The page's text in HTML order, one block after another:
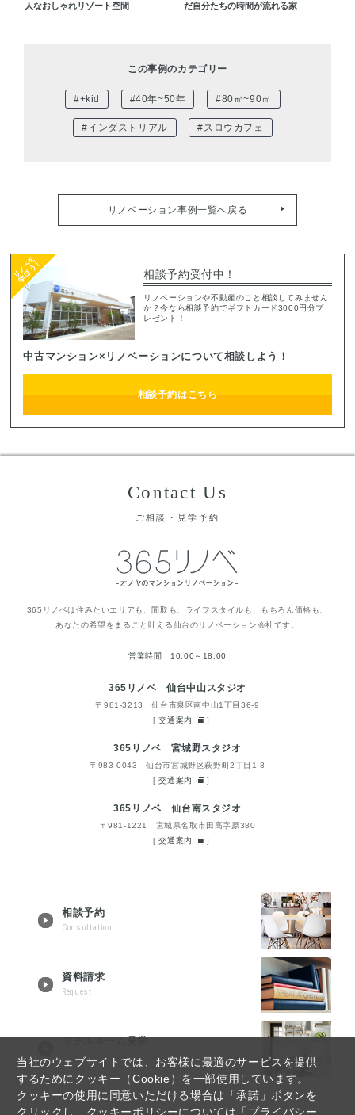
当社のウェブサイトでは、お客様に最適のサービスを提供
するためにクッキー（Cookie）を一部使用しています。
クッキーの使用に同意いただける場合は「承諾」ボタンを
クリックし、クッキーポリシーについては「プライバシー
人なおしゃれリゾート空間
だ自分たちの時間が流れる家
この事例のカテゴリー
#+kid #40年~50年 #80㎡~90㎡
#インダストリアル #スロウカフェ
リノベーション事例一覧へ戻る
相談予約受付中！
リノベーションや不動産のこと相談してみません
か？今なら相談予約でギフトカード3000円分プ
レゼント！
中古マンション×リノベーションについて相談しよう！
相談予約はこちら
Contact Us
ご相談・見学予約
365リノベは住みたいエリアも、間取も、ライフスタイルも、もちろん価格も、
あなたの希望をまるごと叶える仙台のリノベーション会社です。
営業時間 10:00～18:00
365リノベ 仙台中山スタジオ
〒981-3213 仙台市泉区南中山1丁目36-9
[交通案内 ]
365リノベ 宮城野スタジオ
〒983-0043 仙台市宮城野区萩野町2丁目1-8
[交通案内 ]
365リノベ 仙台南スタジオ
〒981-1221 宮城県名取市田高字原380
[交通案内 ]
相談予約
Consultation
資料請求
Request
モデルルーム見学
Tour reservation